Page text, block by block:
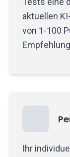
aktuellen
von 1-100
Ihr